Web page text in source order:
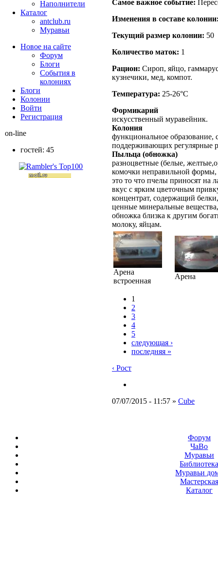
Самое важное событие:
Изменения в составе
Текущий размер кoлонии: 50
Количество маток: 1
Рацион: Сироп, яйцо,
кузнечики, мед, компот.
Температура: 25-26°C
Формикарий
искусственный муравейник.
Колония
функциональное образование,
поддерживающих регулярные
Пыльца (обножка)
разноцветные (белые,
комочки неправильной
это то что пчелы приносят на
вкус с ярким цветочным
концентрат, содержащий
ценные минеральные
обножка близка к другим
молоку, яйцам.
Арена
встроенная
Арена
1
2
3
4
5
следующая ›
последняя »
‹ Рост
07/07/2015 - 11:57 » Cube
Наполнители
Каталог
antclub.ru
Муравьи
Новое на сайте
Форум
Блоги
События в
колониях
Блоги
Колонии
Войти
Peгиcтpaция
on-line
гостей: 45
Форум
ЧаВо
Муравьи
Муравьи
Мастерская
Каталог